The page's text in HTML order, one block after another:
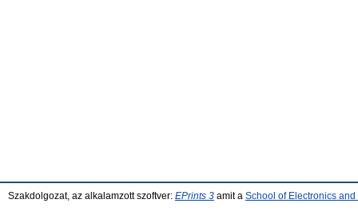
Szakdolgozat, az alkalamzott szoftver: EPrints 3 amit a School of Electronics